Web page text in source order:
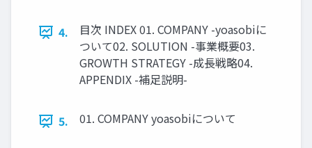
4.
⽬次 INDEX 01. COMPANY -yoasobiに
ついて02. SOLUTION -事業概要03.
GROWTH STRATEGY -成⻑戦略04.
APPENDIX -補⾜説明-
5. 01. COMPANY yoasobiについて